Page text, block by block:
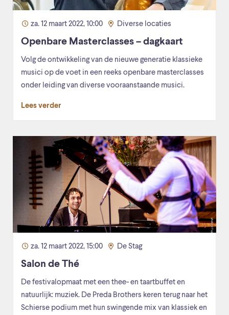
za. 12 maart 2022, 10:00 Diverse locaties
Openbare Masterclasses – dagkaart
Volg de ontwikkeling van de nieuwe generatie klassieke
musici op de voet in een reeks openbare masterclasses
onder leiding van diverse vooraanstaande musici.
Lees verder
za. 12 maart 2022, 15:00 De Stag
Salon de Thé
De festivalopmaat met een thee- en taartbuffet en
natuurlijk: muziek. De Preda Brothers keren terug naar het
Schierse podium met hun swingende mix van klassiek en